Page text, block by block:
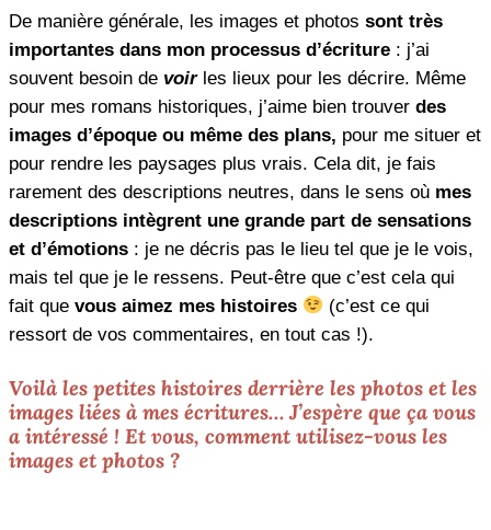
De manière générale, les images et photos sont très
importantes dans mon processus d’écriture : j’ai
souvent besoin de voir les lieux pour les décrire. Même
pour mes romans historiques, j’aime bien trouver des
images d’époque ou même des plans, pour me situer et
pour rendre les paysages plus vrais. Cela dit, je fais
rarement des descriptions neutres, dans le sens où mes
descriptions intègrent une grande part de sensations
et d’émotions : je ne décris pas le lieu tel que je le vois,
mais tel que je le ressens. Peut-être que c’est cela qui
fait que vous aimez mes histoires
(c’est ce qui
ressort de vos commentaires, en tout cas !).
Voilà les petites histoires derrière les photos et les
images liées à mes écritures… J’espère que ça vous
a intéressé ! Et vous, comment utilisez-vous les
images et photos ?